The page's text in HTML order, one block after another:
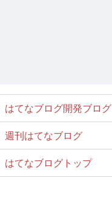
はてなブログ開発ブログ
週刊はてなブログ
はてなブログトップ